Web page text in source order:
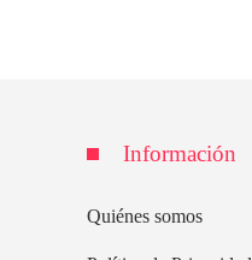
Información
Quiénes somos